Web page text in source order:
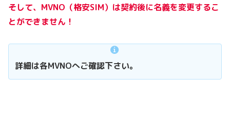
そして、MVNO（格安SIM）は契約後に名義を変更するこ
とができません！
詳細は各MVNOへご確認下さい。